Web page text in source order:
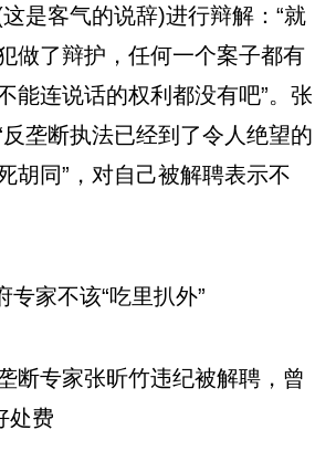
是客气的说辞)进行辩解：“就
做了辩护，任何一个案子都有
能连说话的权利都没有吧”。张
垄断执法已经到了令人绝望的
胡同”，对自己被解聘表示不
断专家张昕竹违纪被解聘，曾
处费